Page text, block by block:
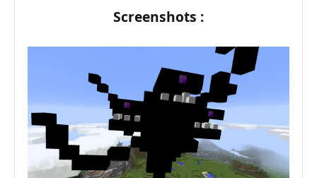
Screenshots :